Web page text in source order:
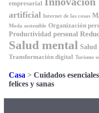
empresarial
artificial Internet de las cosas
Moda sostenible Organización
Productividad personal
Salud mental Salud
Transformación digital Turismo
Casa > Cuidados
felices y sanas